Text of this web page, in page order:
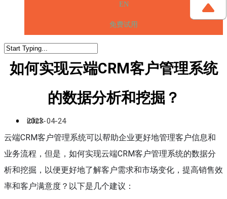
EN
免费试用
如何实现云端CRM客户管理系统
的数据分析和挖掘？
iclick
2023-04-24
云端CRM客户管理系统可以帮助企业更好地管理客户信息和
业务流程，但是，如何实现云端CRM客户管理系统的数据分
析和挖掘，以便更好地了解客户需求和市场变化，提高销售效
率和客户满意度？以下是几个建议：